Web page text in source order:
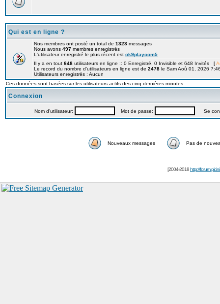
Qui est en ligne ?
Nos membres ont posté un total de 1323 messages
Nous avons 497 membres enregistrés
L'utilisateur enregistré le plus récent est ok9playcom5
Il y a en tout 648 utilisateurs en ligne :: 0 Enregistré, 0 Invisible et 648 Invités [
Le record du nombre d'utilisateurs en ligne est de 2478 le Sam Aoû 01, 2026
Utilisateurs enregistrés : Aucun
Ces données sont basées sur les utilisateurs actifs des cinq dernières minutes
Connexion
Nom d'utilisateur: Mot de passe: Se
Nouveaux messages Pas de
[2004-2018http://